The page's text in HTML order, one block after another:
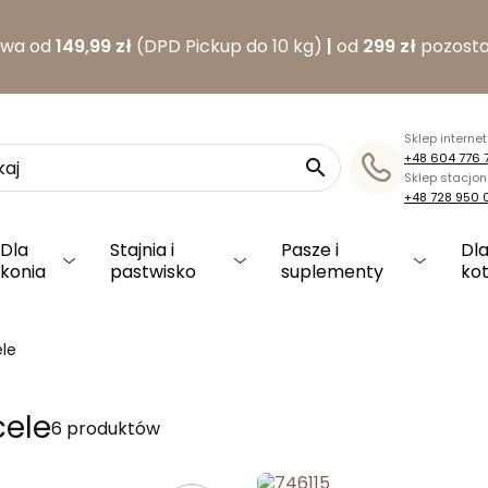
od 149,99 zł (DPD Pickup do 10 kg) | od 299 zł

Sklep
+48 604 776
Sklep
+48 728 950
Dla
konia
Stajnia i
pastwisko
Pasze i
suplementy
6 produktów